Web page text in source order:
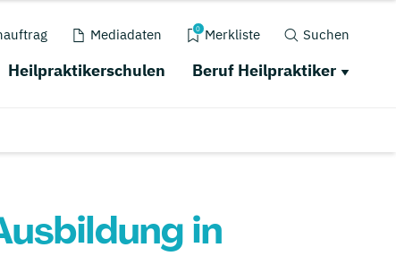
Mediadaten 0 Merkliste Suchen
Heilpraktikerschulen Beruf Heilpraktiker
in